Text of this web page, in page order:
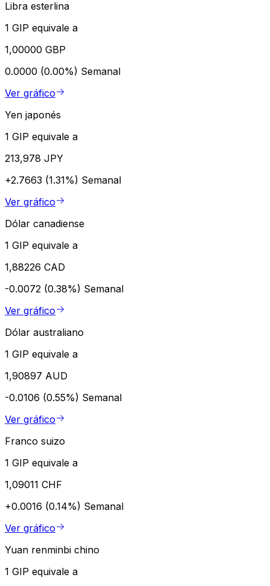
Libra esterlina
1 GIP equivale a
1,00000 GBP
0.0000 (0.00%) Semanal
Ver gráfico
Yen japonés
1 GIP equivale a
213,978 JPY
+2.7663 (1.31%) Semanal
Ver gráfico
Dólar canadiense
1 GIP equivale a
1,88226 CAD
-0.0072 (0.38%) Semanal
Ver gráfico
Dólar australiano
1 GIP equivale a
1,90897 AUD
-0.0106 (0.55%) Semanal
Ver gráfico
Franco suizo
1 GIP equivale a
1,09011 CHF
+0.0016 (0.14%) Semanal
Ver gráfico
Yuan renminbi chino
1 GIP equivale a